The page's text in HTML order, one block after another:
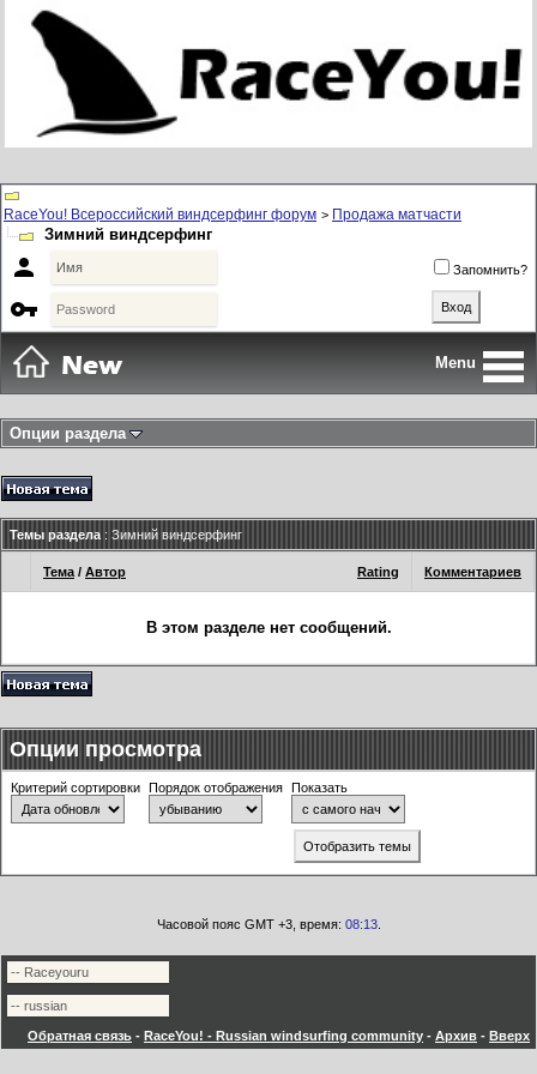
RaceYou! Всероссийский виндсерфинг форум > Продажа матчасти
Зимний виндсерфинг
 Запомнить?

Menu
Опции раздела
Темы раздела : Зимний виндсерфинг
Rating
Тема / Автор Комментариев
В этом разделе нет сообщений.
Опции просмотра
Критерий сортировки Порядок отображения Показать
Часовой пояс GMT +3, время: 08:13.
Обратная связь - RaceYou! - Russian windsurfing community - Архив - Вверх